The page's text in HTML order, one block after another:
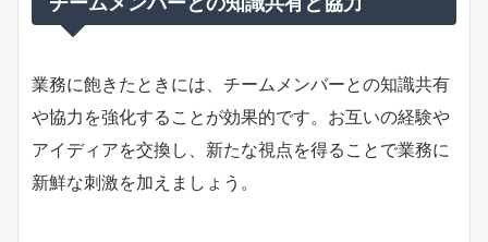
業務に飽きたときには、チームメンバーとの知識共有
や協力を強化することが効果的です。お互いの経験や
アイディアを交換し、新たな視点を得ることで業務に
新鮮な刺激を加えましょう。